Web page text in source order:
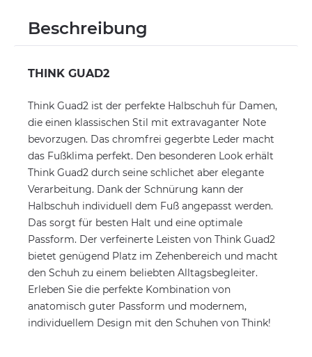
Beschreibung
THINK GUAD2
Think Guad2 ist der perfekte Halbschuh für Damen,
die einen klassischen Stil mit extravaganter Note
bevorzugen. Das chromfrei gegerbte Leder macht
das Fußklima perfekt. Den besonderen Look erhält
Think Guad2 durch seine schlichet aber elegante
Verarbeitung. Dank der Schnürung kann der
Halbschuh individuell dem Fuß angepasst werden.
Das sorgt für besten Halt und eine optimale
Passform. Der verfeinerte Leisten von Think Guad2
bietet genügend Platz im Zehenbereich und macht
den Schuh zu einem beliebten Alltagsbegleiter.
Erleben Sie die perfekte Kombination von
anatomisch guter Passform und modernem,
individuellem Design mit den Schuhen von Think!